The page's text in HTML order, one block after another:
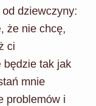
dziewczyny:
że nie chcę,
ci
będzie tak jak
mnie
problemów i